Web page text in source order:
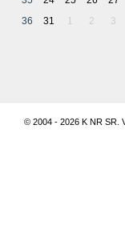
36
31 1 2 3
© 2004 - 2026 K NR SR.